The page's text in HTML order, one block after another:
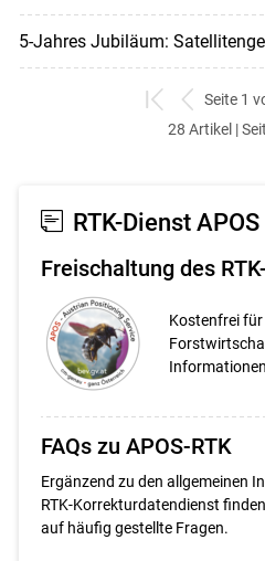
5-Jahres Jubiläum:
zum
ersten
zurück
zum
Seite 1
28 Artikel |
RTK-Dienst APOS
Freischaltung des
Kostenfrei für
FAQs zu APOS-RTK
Ergänzend zu den allgemeinen
RTK-Korrekturdatendienst
auf häufig gestellte Fragen.